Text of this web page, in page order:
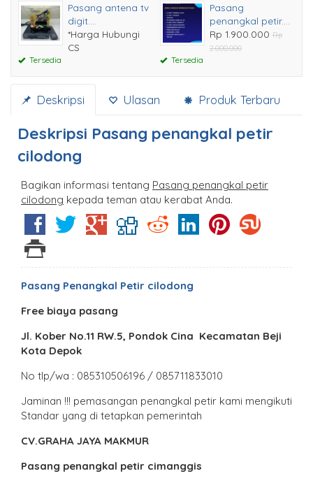
Pasang antena tv
digit....
*Harga Hubungi
CS
Tersedia
Pasang
penangkal petir....
Rp 1.900.000 Rp
2.000.000
Tersedia
Deskripsi Ulasan Produk Terbaru
Deskripsi Pasang penangkal petir
cilodong
Bagikan informasi tentang Pasang penangkal petir
cilodong kepada teman atau kerabat Anda.
Pasang Penangkal Petir cilodong
Free biaya pasang
Jl. Kober No.11 RW.5, Pondok Cina Kecamatan Beji
Kota Depok
No tlp/wa : 085310506196 / 085711833010
Jaminan !!! pemasangan penangkal petir kami mengikuti
Standar yang di tetapkan pemerintah
CV.GRAHA JAYA MAKMUR
Pasang penangkal petir cimanggis